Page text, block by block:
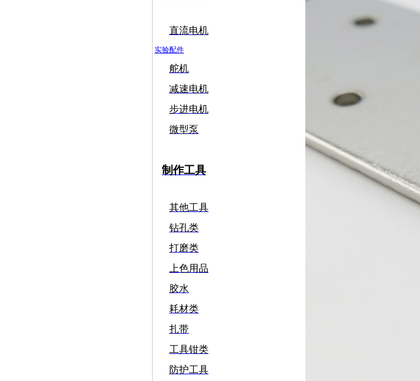
直流电机
实验配件
舵机
减速电机
步进电机
微型泵
制作工具
其他工具
钻孔类
打磨类
上色用品
胶水
耗材类
扎带
工具钳类
防护工具